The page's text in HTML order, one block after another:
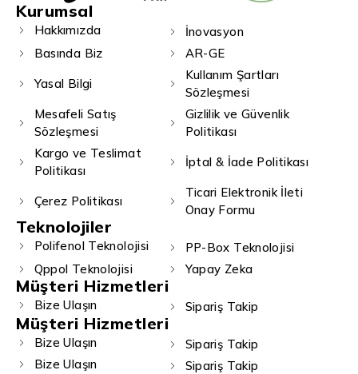
Kurumsal
Hakkımızda
İnovasyon
Basında Biz
AR-GE
Yasal Bilgi
Kullanım Şartları
Sözleşmesi
Mesafeli Satış
Sözleşmesi
Gizlilik ve Güvenlik
Politikası
Kargo ve Teslimat
Politikası
İptal & İade Politikası
Çerez Politikası
Ticari Elektronik İleti
Onay Formu
Teknolojiler
Polifenol Teknolojisi
PP-Box Teknolojisi
Qppol Teknolojisi
Yapay Zeka
Müşteri Hizmetleri
Bize Ulaşın Sipariş Takip
Müşteri Hizmetleri
Bize Ulaşın
Sipariş Takip
Bize Ulaşın
Sipariş Takip